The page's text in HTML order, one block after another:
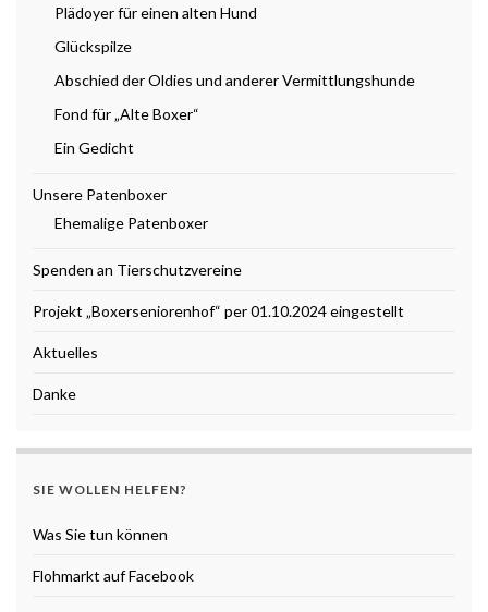
Plädoyer für einen alten Hund
Glückspilze
Abschied der Oldies und anderer Vermittlungshunde
Fond für „Alte Boxer“
Ein Gedicht
Unsere Patenboxer
Ehemalige Patenboxer
Spenden an Tierschutzvereine
Projekt „Boxerseniorenhof“ per 01.10.2024 eingestellt
Aktuelles
Danke
SIE WOLLEN HELFEN?
Was Sie tun können
Flohmarkt auf Facebook